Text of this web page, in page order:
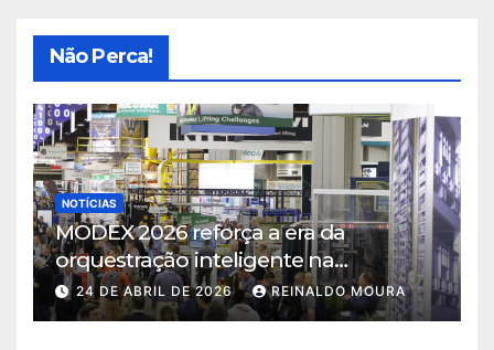
Não Perca!
NOTÍCIAS
MODEX 2026 reforça a era da
orquestração inteligente na
intralogística
24 DE ABRIL DE 2026 REINALDO MOURA